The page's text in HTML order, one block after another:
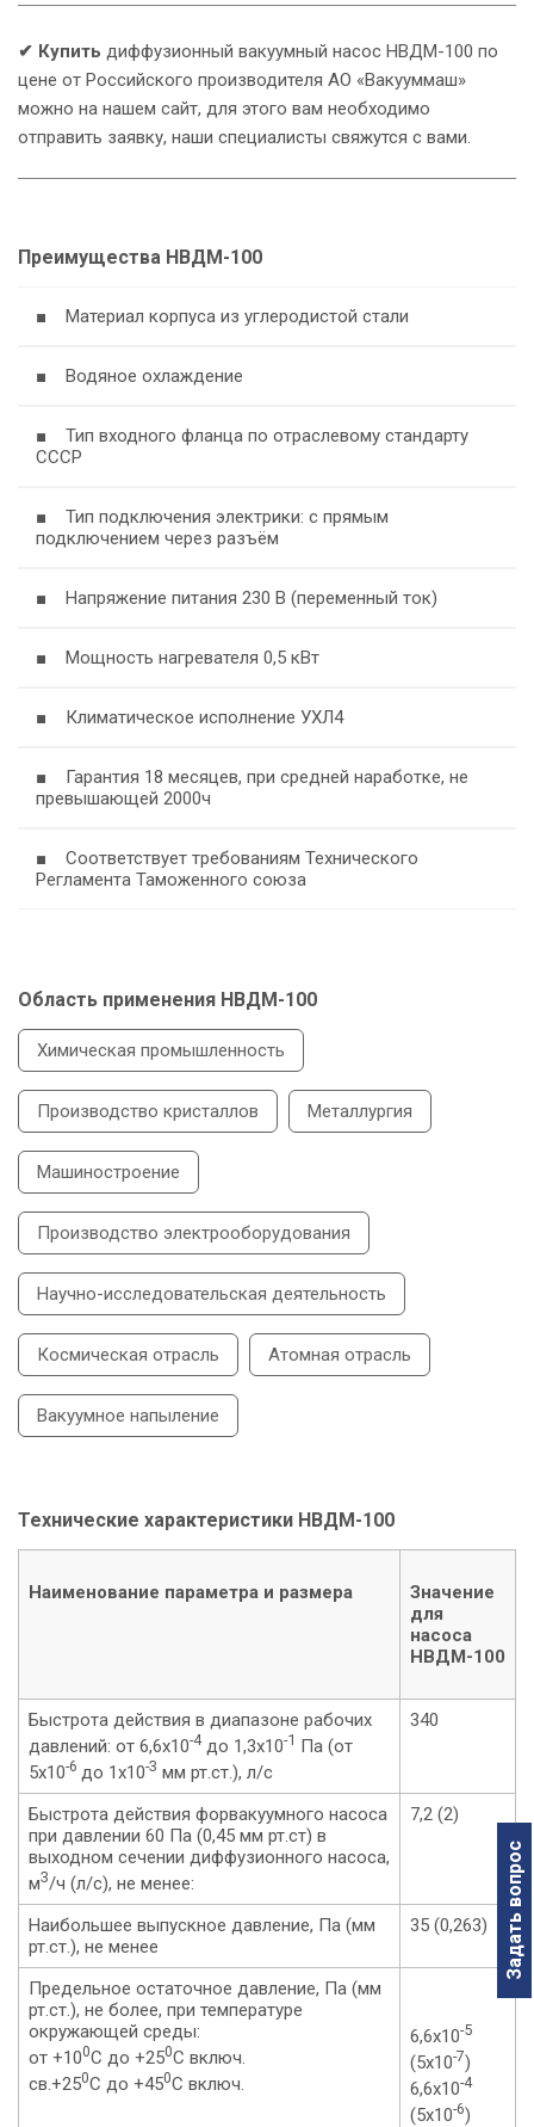
Задать вопрос
✔ Купить диффузионный вакуумный насос НВДМ-100 по
цене от Российского производителя АО «Вакууммаш»
можно на нашем сайт, для этого вам необходимо
отправить заявку, наши специалисты свяжутся с вами.
Преимущества НВДМ-100
■ Материал корпуса из углеродистой стали
■ Водяное охлаждение
■ Тип входного фланца по отраслевому стандарту
СССР
■ Тип подключения электрики: с прямым
подключением через разъём
■ Напряжение питания 230 В (переменный ток)
■ Мощность нагревателя 0,5 кВт
■ Климатическое исполнение УХЛ4
■ Гарантия 18 месяцев, при средней наработке, не
превышающей 2000ч
■ Соответствует требованиям Технического
Регламента Таможенного союза
Область применения НВДМ-100
Химическая промышленность
Производство кристаллов Металлургия
Машиностроение
Производство электрооборудования
Научно-исследовательская деятельность
Космическая отрасль Атомная отрасль
Вакуумное напыление
Технические характеристики НВДМ-100
Наименование параметра и размера
Значение
для
насоса
НВДМ-100
Быстрота действия в диапазоне рабочих
давлений: от 6,6х10-4до 1,3х10-1 Па (от
5х10-6 до 1х10-3 мм рт.ст.), л/с
340
Быстрота действия форвакуумного насоса
при давлении 60 Па (0,45 мм рт.ст) в
выходном сечении диффузионного насоса,
м3/ч (л/с), не менее:
7,2 (2)
Наибольшее выпускное давление, Па (мм
рт.ст.), не менее
35 (0,263)
Предельное остаточное давление, Па (мм
рт.ст.), не более, при температуре
окружающей среды:
от +100С до +250С включ.
св.+250С до +450С включ.
6,6х10-5
(5х10-7)
6,6х10-4
(5х10-6)